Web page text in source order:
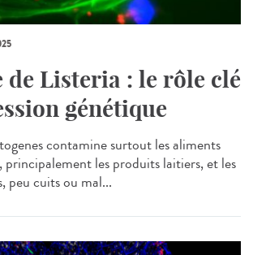
de Listeria : le rôle clé
génétique
contamine surtout les aliments
principalement les produits laitiers, et les
peu cuits ou mal...